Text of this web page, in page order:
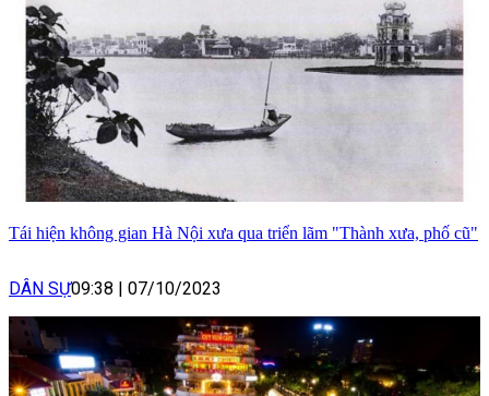
Tái hiện không gian Hà Nội xưa qua triển lãm "Thành xưa, phố cũ"
DÂN SỰ09:38 | 07/10/2023